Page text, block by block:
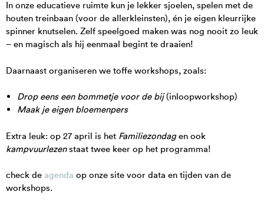
In onze educatieve ruimte kun je lekker sjoelen, spelen met de
houten treinbaan (voor de allerkleinsten), én je eigen kleurrijke
spinner knutselen. Zelf speelgoed maken was nog nooit zo leuk
– en magisch als hij eenmaal begint te draaien!
Daarnaast organiseren we toffe workshops, zoals:
Drop eens een bommetje voor de bij(inloopworkshop)
Maak je eigen bloemenpers
Extra leuk: op 27 april is het Familiezondagen ook
kampvuurlezenstaat twee keer op het programma!
check de agenda op onze site voor data en tijden van de
workshops.